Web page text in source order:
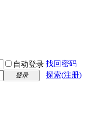
自动登录 找回密码
登录
探索(注册)